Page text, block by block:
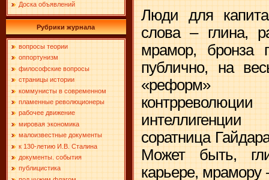
Доска объявлений
Рубрики журнала
вопросы теории
оппортунизм
философские вопросы
страницы истории
коммунисты в современном
пламенные революционеры
рабочее движение
мировая экономика
малоизвестные документы
к 130-летию И.В. Сталина
документы. события
публицистика
Люди для
слова – глина,
мрамор, бронза
публично, на
«реформ»
интеллигенции
соратница
Может быть,
карьере, мрамору